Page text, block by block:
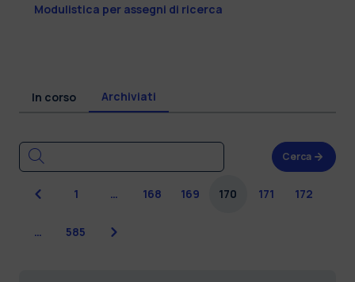
Modulistica per assegni di ricerca
In corso Archiviati
Cerca
Precedente
1 … 168 169 170 171 172
… 585 Successiva